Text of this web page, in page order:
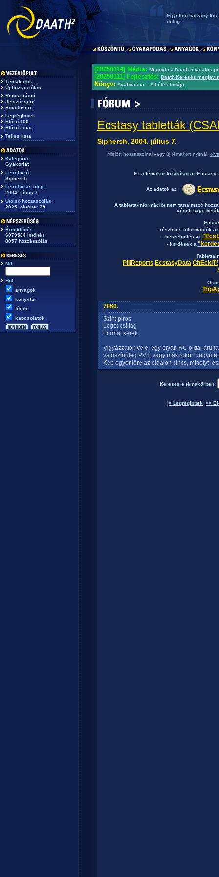
Egyetlen halvány kis
dolog.
Témakörök
Új hozzászólás
Regisztráció
Jelszócsere
Emailcsere
Legrégibbek
Előző 100
Előző tucat
Teljes lista
Kategória:
Gyakorlat
Létrehozó:
Siphersh
Létrehozás ideje:
2004. július 7.
Utolsó hozzászólás:
2025. október 29.
Érdeklődés:
6079584 letöltés
8057 hozzászólás
Mit:
Hol:
anyagok
könyvtár
fórum
kapcsolatok
[20250114] Média: Megnyílt a Daath hivatalos
[20250111] Fejlesztés: Daath Keresés
Könyv: Ayahuasca – A Lélek Indája
Ecstasy tabletták
Siphersh, 2004. július 7.
Mielőtt hozzászólnál vagy új témakört nyitnál,
Ez a témakör kizárólag az Ecstasy
Az adatok az
A tabletta-információt nem tartalmazó
végett saját
- részletes információk
- beszélgetés az
- kérdések a
PillReports EcstasyData ChEckiT!
7060.
Szín: piros
Logó: csillag
Forma: kerek
Vigyázzatok vele, egy olyan RC oldal
valószínűleg PV8, vagy más rokon
Kép egyenlőre az oldalon sincs, mihelyt
Keresés e témakörben:
|< Legrégibbek <<